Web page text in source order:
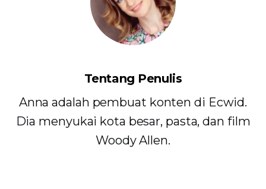
Tentang Penulis
Anna adalah pembuat konten di Ecwid.
Dia menyukai kota besar, pasta, dan film
Woody Allen.